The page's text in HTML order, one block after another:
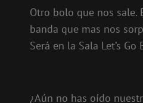
Otro bolo que nos sale.
banda que mas nos
Será en la Sala Let’s
¿Aún no has oído